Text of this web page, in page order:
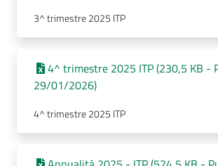
3^ trimestre 2025 ITP
4^ trimestre 2025 ITP (230,5 KB -
29/01/2026)
4^ trimestre 2025 ITP